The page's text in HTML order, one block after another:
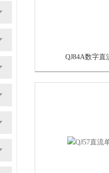
QJ84A数字直